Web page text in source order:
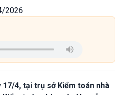
2026
17/4, tại trụ sở Kiểm toán nhà